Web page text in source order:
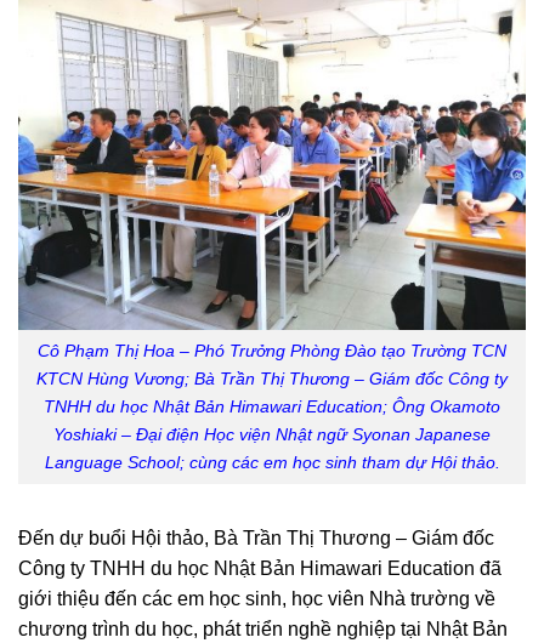
Cô Phạm Thị Hoa – Phó Trưởng Phòng Đào tạo Trường TCN
KTCN Hùng Vương; Bà Trần Thị Thương – Giám đốc Công ty
TNHH du học Nhật Bản Himawari Education; Ông Okamoto
Yoshiaki – Đại điện Học viện Nhật ngữ Syonan Japanese
Language School; cùng các em học sinh tham dự Hội thảo.
Đến dự buổi Hội thảo, Bà Trần Thị Thương – Giám đốc
Công ty TNHH du học Nhật Bản Himawari Education đã
giới thiệu đến các em học sinh, học viên Nhà trường về
chương trình du học, phát triển nghề nghiệp tại Nhật Bản